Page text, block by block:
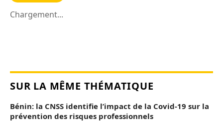
Chargement...
SUR LA MÊME THÉMATIQUE
Bénin: la CNSS identifie l’impact de la Covid-19 sur la
prévention des risques professionnels